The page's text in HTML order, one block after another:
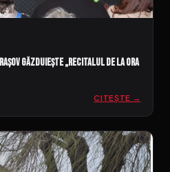
găzduiește „Recitalul de la ora
CITEȘTE →